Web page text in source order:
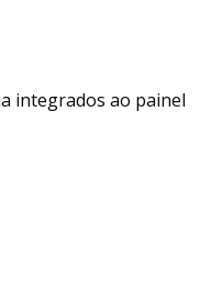
integrados ao painel